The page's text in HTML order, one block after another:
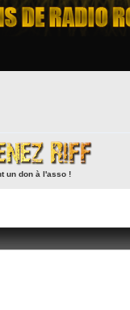
un don à l'asso !